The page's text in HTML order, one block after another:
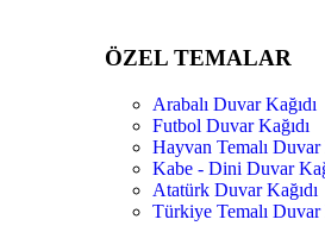
ÖZEL TEMALAR
Arabalı Duvar Kağıdı
Futbol Duvar Kağıdı
Hayvan Temalı Duvar
Kabe - Dini Duvar
Atatürk Duvar Kağıdı
Türkiye Temalı Duvar